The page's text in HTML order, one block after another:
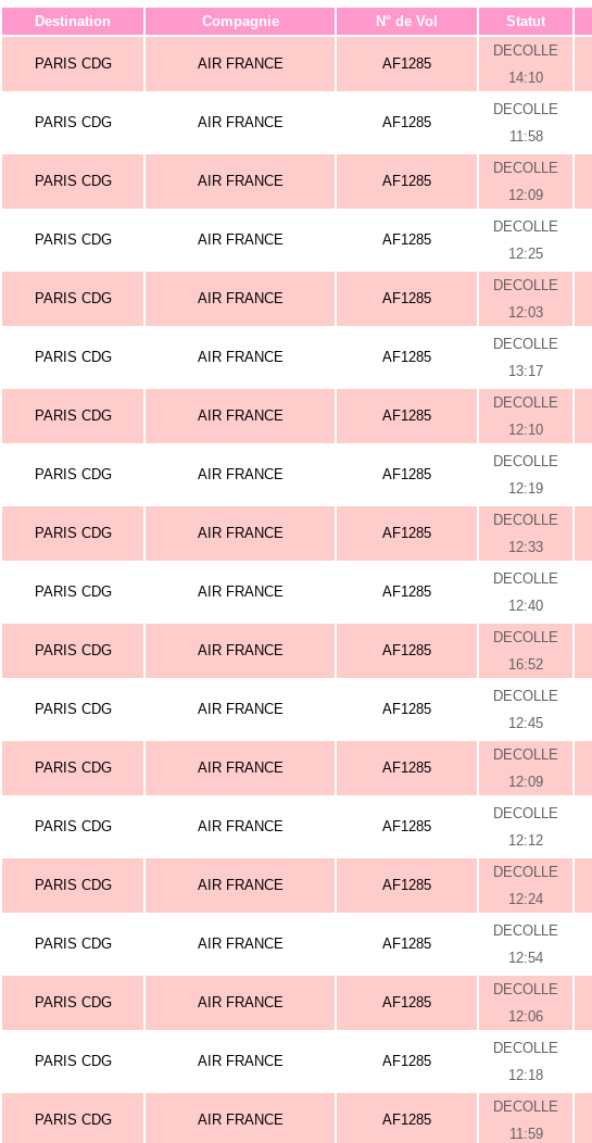
Destination Compagnie N° de Vol Statut
PARIS CDG AIR FRANCE AF1285
DECOLLE
14:10
PARIS CDG AIR FRANCE AF1285
DECOLLE
11:58
PARIS CDG AIR FRANCE AF1285
DECOLLE
12:09
PARIS CDG AIR FRANCE AF1285
DECOLLE
12:25
PARIS CDG AIR FRANCE AF1285
DECOLLE
12:03
PARIS CDG AIR FRANCE AF1285
DECOLLE
13:17
PARIS CDG AIR FRANCE AF1285
DECOLLE
12:10
PARIS CDG AIR FRANCE AF1285
DECOLLE
12:19
PARIS CDG AIR FRANCE AF1285
DECOLLE
12:33
PARIS CDG AIR FRANCE AF1285
DECOLLE
12:40
PARIS CDG AIR FRANCE AF1285
DECOLLE
16:52
PARIS CDG AIR FRANCE AF1285
DECOLLE
12:45
PARIS CDG AIR FRANCE AF1285
DECOLLE
12:09
PARIS CDG AIR FRANCE AF1285
DECOLLE
12:12
PARIS CDG AIR FRANCE AF1285
DECOLLE
12:24
PARIS CDG AIR FRANCE AF1285
DECOLLE
12:54
PARIS CDG AIR FRANCE AF1285
DECOLLE
12:06
PARIS CDG AIR FRANCE AF1285
DECOLLE
12:18
PARIS CDG AIR FRANCE AF1285
DECOLLE
11:59